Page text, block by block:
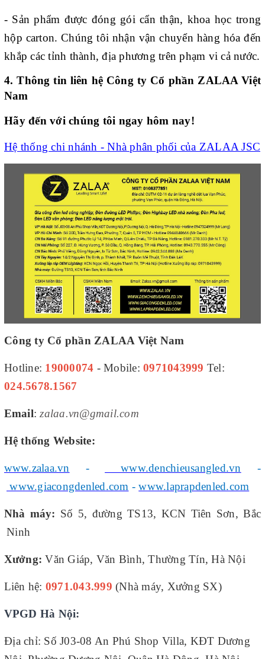
- Sản phẩm được đóng gói cẩn thận, khoa học trong
hộp carton. Chúng tôi nhận vận chuyển hàng hóa đến
khắp các tỉnh thành, địa phương trên phạm vi cả nước.
4. Thông tin liên hệ Công ty Cổ phần ZALAA Việt
Nam
Hãy đến với chúng tôi ngay hôm nay!
Hệ thống chi nhánh - Nhà phân phối của ZALAA JSC
Công ty Cổ phần ZALAA Việt Nam
Hotline: 19000074 - Mobile: 0971043999 Tel:
024.5678.1567
Email:zalaa.vn@gmail.com
Hệ thống Website:
www.zalaa.vn - www.denchieusangled.vn -
www.giacongdenled.com -www.laprapdenled.com
Nhà máy: Số 5, đường TS13, KCN Tiên Sơn, Bắc
Ninh
Xưởng: Văn Giáp, Văn Bình, Thường Tín, Hà Nội
Liên hệ: 0971.043.999 (Nhà máy, Xưởng SX)
VPGD Hà Nội:
Địa chỉ: Số J03-08 An Phú Shop Villa, KĐT Dương